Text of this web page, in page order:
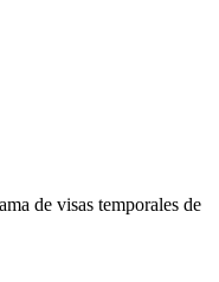
de visas temporales de